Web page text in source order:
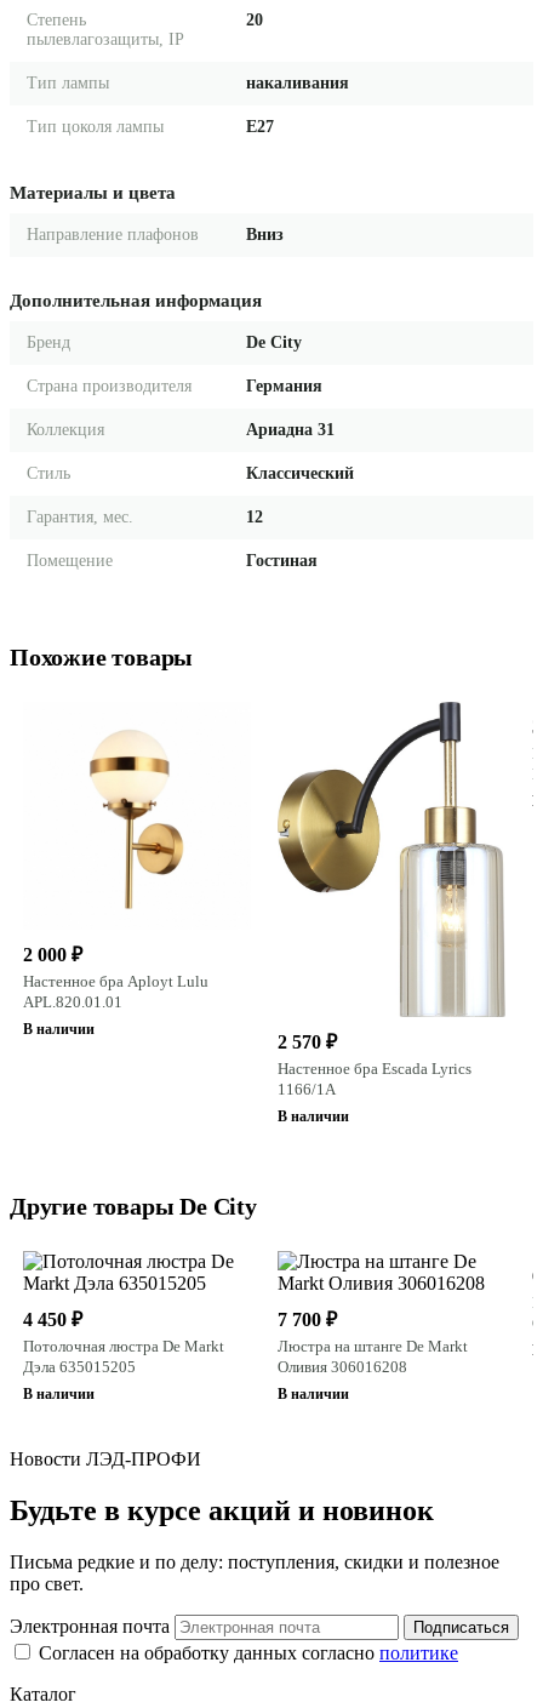
Степень
пылевлагозащиты, IP
20
Тип лампы накаливания
Тип цоколя лампы E27
Материалы и цвета
Направление плафонов Вниз
Дополнительная информация
Бренд De City
Страна производителя Германия
Коллекция Ариадна 31
Стиль Классический
Гарантия, мес. 12
Помещение Гостиная
Похожие товары
2 000 ₽
Настенное бра Aployt Lulu
APL.820.01.01
В наличии
2 570 ₽
Настенное бра Escada Lyrics
1166/1A
В наличии
В
Другие товары De City
4 450 ₽
Потолочная люстра De Markt
Дэла 635015205
В наличии
7 700 ₽
Люстра на штанге De Markt
Оливия 306016208
В наличии
В
Новости ЛЭД-ПРОФИ
Будьте в курсе акций и новинок
Письма редкие и по делу: поступления, скидки и полезное
про свет.
Электронная почта Подписаться
Согласен на обработку данных согласно политике
Каталог